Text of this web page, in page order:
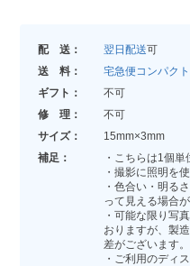
配 送： 翌日配送可
送 料：
宅急便コンパクト
ギフト：
不可
修 理：
不可
サイズ：
15mm×3mm
補足：
・こちらは1個単
・撮影に照明を
・色合い・明る
って見える場合
・可能な限り写
おりますが、製
差がございます。
・ご利用のディ